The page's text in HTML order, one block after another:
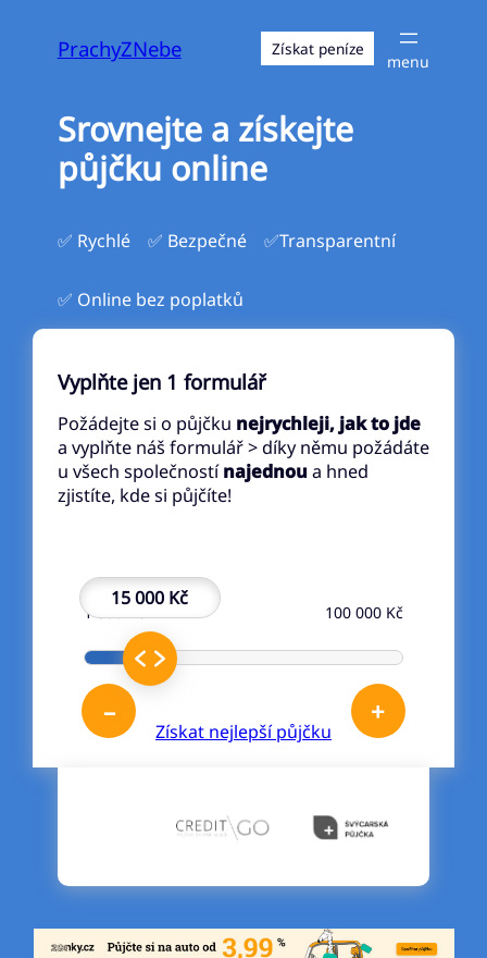
PrachyZNebe Získat peníze
Srovnejte a získejte
půjčku online
✅ Rychlé ✅ Bezpečné ✅Transparentní
✅ Online bez poplatků
Vyplňte jen 1 formulář
Požádejte si o půjčku nejrychleji, jak to jde
a vyplňte náš formulář > díky němu požádáte
u všech společnostínajednou a hned
zjistíte, kde si půjčíte!
15 000 Kč
– +
1 000 Kč 100 000 Kč
Získat nejlepší půjčku